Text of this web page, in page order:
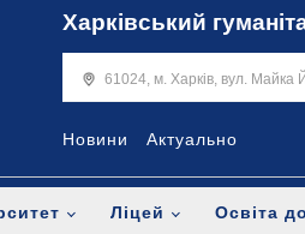
Харківський
61024, м. Харків, вул. Майка
Новини Актуально
Ліцей Освіта